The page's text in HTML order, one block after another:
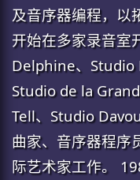
及音序器编程，以
开始在多家录音室
Delphine、Studio
Studio de la
Tell、Studio
曲家、音序器程序
际艺术家工作。